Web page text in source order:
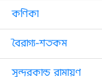
কণিকা
বৈরাগ্য-শতকম
সুন্দরকান্ড রামায়ণ